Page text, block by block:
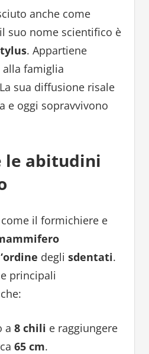
anche come
suo nome scientifico è
. Appartiene
alla famiglia
sua diffusione risale
e oggi sopravvivono
le abitudini
il formichiere e
‘ordine degli sdentati.
principali
a 8 chili e raggiungere
65 cm.